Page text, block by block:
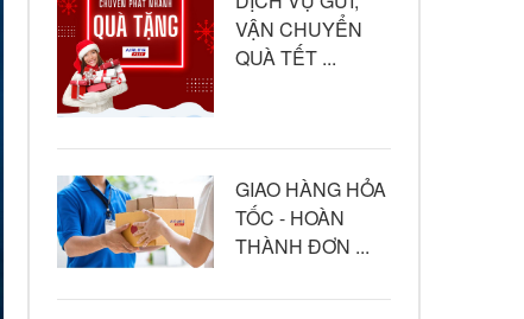
VẬN CHUYỂN
QUÀ TẾT ...
GIAO HÀNG HỎA
TỐC - HOÀN
THÀNH ĐƠN ...